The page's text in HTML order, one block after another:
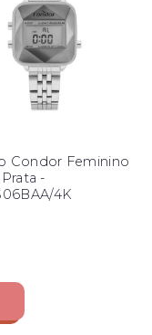
Condor Feminino
-
4K